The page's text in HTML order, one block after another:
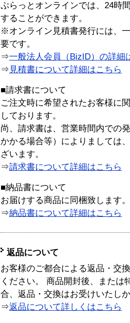
ぷらっとオンラインでは、24時
することができます。
※オンライン見積書発行には、
要です。
⇒一般法人会員（BizID）の詳細
⇒ 見積書について詳細はこちら
■請求書について
ご注文時に希望されたお客様に
しております。
尚、請求書は、営業時間内での
かかる場合等）によりましては
ざいます。
⇒請求書について詳細はこちら
■納品書について
お届けする商品に同梱致します。
⇒納品書について詳細はこちら
返品について
お客様のご都合による返品・交
ください。 商品開封後、または
合、返品・交換はお受けいたし
⇒返品について詳しくはこちら